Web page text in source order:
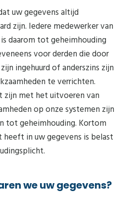
uw gegevens altijd
zijn. Iedere medewerker van
daarom tot geheimhouding
voor derden die door
ingehuurd of anderszins zijn
te verrichten.
zijn met het uitvoeren van
op onze systemen zijn
tot geheimhouding. Kortom
heeft in uw gegevens is belast
we uw gegevens?